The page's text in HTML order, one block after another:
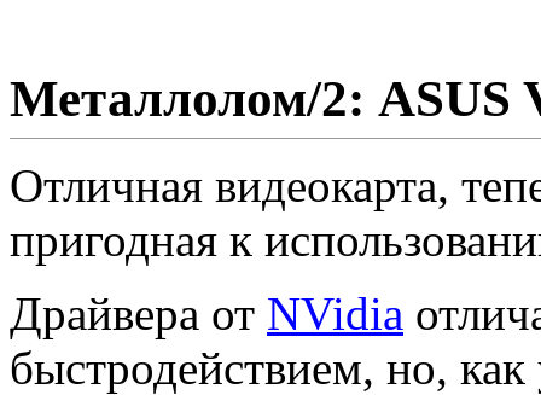
Металлолом/2: ASUS
Отличная видеокарта,
пригодная к
Драйвера от NVidia
быстродействием, но,